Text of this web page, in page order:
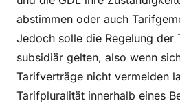
abstimmen oder auch
Jedoch solle die Regelung der
subsidiär gelten, also wenn
Tarifverträge nicht vermeiden
Tarifpluralität innerhalb eines